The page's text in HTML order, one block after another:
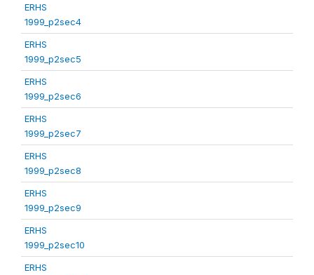
ERHS
1999_p2sec4
ERHS
1999_p2sec5
ERHS
1999_p2sec6
ERHS
1999_p2sec7
ERHS
1999_p2sec8
ERHS
1999_p2sec9
ERHS
1999_p2sec10
ERHS